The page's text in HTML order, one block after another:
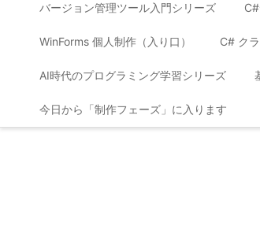
バージョン管理ツール入門シリーズ
WinForms 個人制作（入り口） C# ク
AI時代のプログラミング学習シリーズ
今日から「制作フェーズ」に入ります